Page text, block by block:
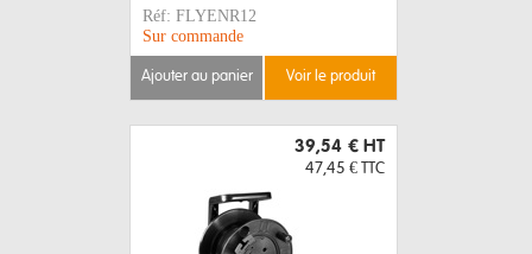
Réf: FLYENR12
Sur commande
ajouter au panier voir le produit
39,54 € HT
47,45 € TTC